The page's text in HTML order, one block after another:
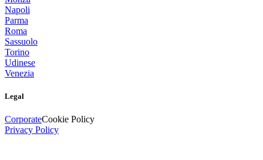
Napoli
Parma
Roma
Sassuolo
Torino
Udinese
Venezia
Legal
CorporateCookie Policy
Privacy Policy